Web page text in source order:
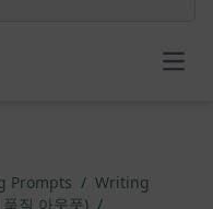
Prompts / Writing
질 아웃풋) /